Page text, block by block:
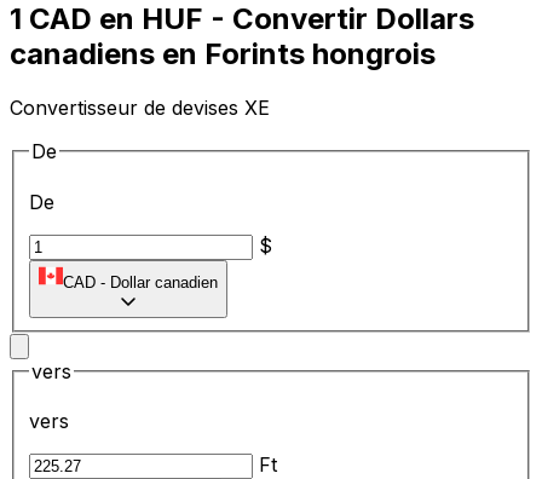
1 CAD en HUF - Convertir Dollars
canadiens en Forints hongrois
Convertisseur de devises XE
De
De
$
CAD - Dollar canadien
vers
vers
Ft